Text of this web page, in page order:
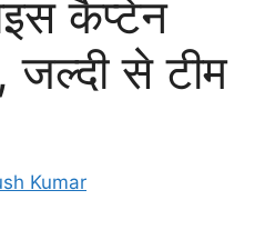
कैप्टेन
जल्दी से टीम
Kumar